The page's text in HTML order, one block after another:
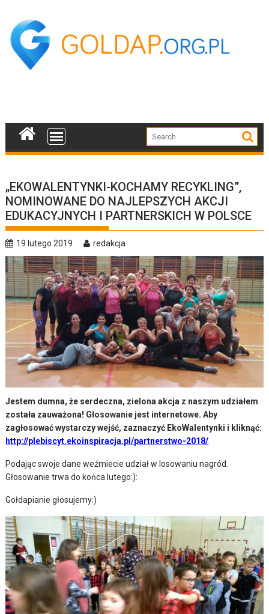
content
„EKOWALENTYNKI-KOCHAMY RECYKLING”,
NOMINOWANE DO NAJLEPSZYCH AKCJI
EDUKACYJNYCH I PARTNERSKICH W POLSCE
19 lutego 2019 redakcja
Jestem dumna, że serdeczna, zielona akcja z naszym udziałem
została zauważona! Głosowanie jest internetowe. Aby
zagłosować wystarczy wejść, zaznaczyć EkoWalentynki i kliknąć:
http://plebiscyt.ekoinspiracja.pl/partnerstwo-2018/
Podając swoje dane weźmiecie udział w losowaniu nagród.
Głosowanie trwa do końca lutego:):
Gołdapianie głosujemy:)